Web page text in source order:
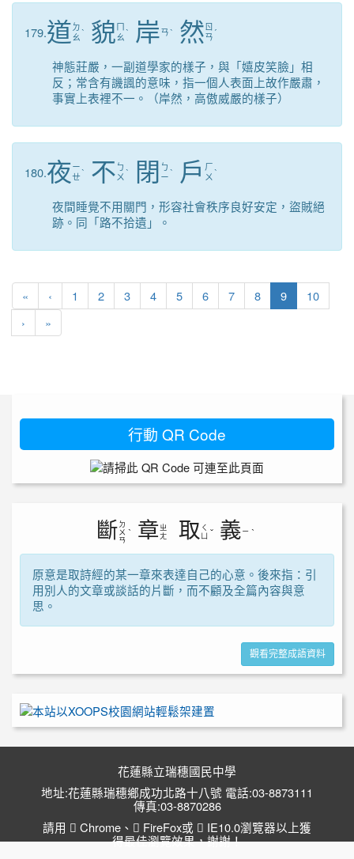
179.道 ㄉ
ㄠˋ 貌 ㄇ
ㄠˋ 岸ㄢˋ 然 ㄖ
ㄢ ˊ
神態莊嚴，一副道學家的樣子，與「嬉皮笑臉」相
反；常含有譏諷的意味，指一個人表面上故作嚴肅，
事實上表裡不一。（岸然，高傲威嚴的樣子）
180.夜ㄧ
ㄝˋ 不 ㄅ
ㄨ ˋ 閉 ㄅ
ㄧˋ 戶 ㄏ
ㄨ ˋ
夜間睡覺不用關門，形容社會秩序良好安定，盜賊絕
跡。同「路不拾遺」。
« 第一頁
‹ 上一頁
1 2 3 4 5 6 7 8 9(目前頁次)
10
› 下一頁
»
行動 QR Code
斷 ㄉ
ㄨ
ㄢ
ˋ 章 ㄓ
ㄤ
取 ㄑ
ㄩ ˇ 義 ㄧ ˋ
原意是取詩經的某一章來表達自己的心意。後來指：引
用別人的文章或談話的片斷，而不顧及全篇內容與意
思。
觀看完整成語資料
花蓮縣立瑞穗國民中學
地址:花蓮縣瑞穗鄉成功北路十八號 電話:03-8873111
傳真:03-8870286
請用
Chrome 、 FireFox或
IE10.0瀏覽器以上獲
得最佳瀏覽效果，謝謝！